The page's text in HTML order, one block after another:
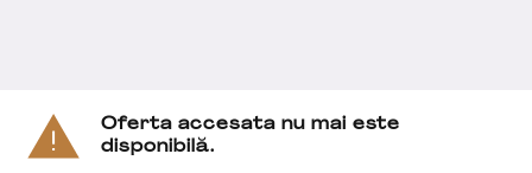
Oferta accesata nu mai este
disponibilă.